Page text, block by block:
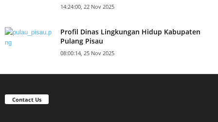
14:24:00, 22 Nov 2025
Profil Dinas Lingkungan Hidup Kabupaten
Pulang Pisau
08:00:14, 25 Nov 2025
Contact Us